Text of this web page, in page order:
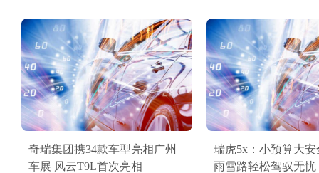
奇瑞集团携34款车型亮相广州
车展 风云T9L首次亮相
瑞虎5x：小预算大
雨雪路轻松驾驭无忧